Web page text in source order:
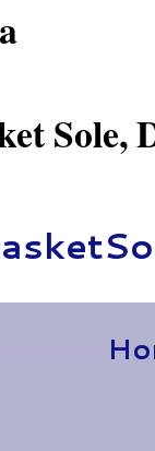
Sole,